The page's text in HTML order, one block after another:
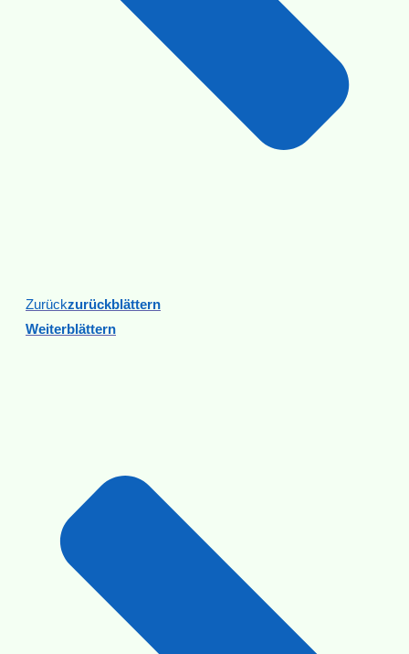
ZurückZurückblättern
Weiterblättern